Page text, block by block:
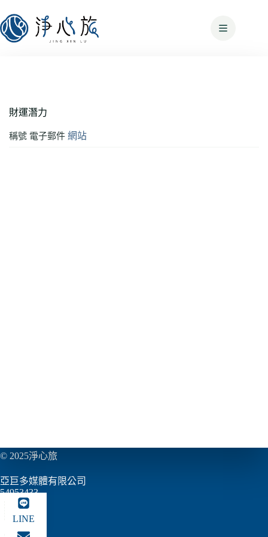
財運潛力
稱號 電子郵件 網站
© 2025淨心旅
亞巨多媒體有限公司
54953433
LINE